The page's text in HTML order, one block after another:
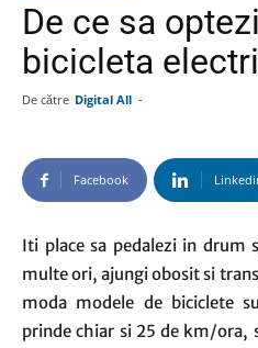
De ce sa
bicicleta
De către Digital All -
Facebook
Iti place sa pedalezi in drum
multe ori, ajungi obosit si
moda modele de biciclete
prinde chiar si 25 de km/ora,